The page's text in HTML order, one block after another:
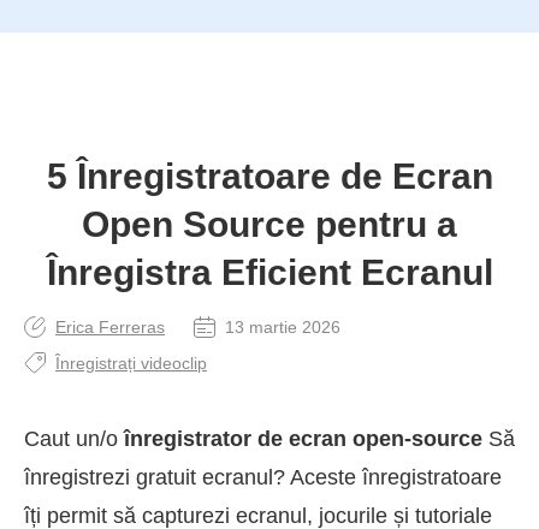
5 Înregistratoare de Ecran
Open Source pentru a
Înregistra Eficient Ecranul
Erica Ferreras
13 martie 2026
Înregistrați videoclip
Caut un/oînregistrator de ecran open-source Să
înregistrezi gratuit ecranul? Aceste înregistratoare
îți permit să capturezi ecranul, jocurile și tutoriale